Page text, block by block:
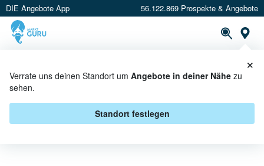
DIE Angebote App 56.122.869 Prospekte & Angebote
Verrate uns deinen Standort um Angebote in deiner Nähe zu
sehen.
Standort festlegen
×
EINHELL BEI E CENTER
HERKULES - ANGEBOTE &
AKTIONEN